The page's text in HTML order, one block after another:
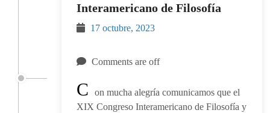
Interamericano de Filosofía
17 octubre, 2023
Comments are off
C
on mucha alegría comunicamos que el
XIX Congreso Interamericano de Filosofía y